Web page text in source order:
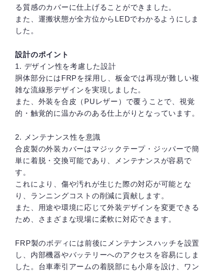
る質感のカバーに仕上げることができました。
また、運搬状態が全方位からLEDでわかるようにしま
した。
設計のポイント
1. デザイン性を考慮した設計
胴体部分にはFRPを採用し、板金では再現が難しい複
雑な流線形デザインを実現しました。
また、外装を合皮（PUレザー）で覆うことで、視覚
的・触覚的に温かみのある仕上がりとなっています。
2. メンテナンス性を意識
合皮製の外装カバーはマジックテープ・ジッパーで簡
単に着脱・交換可能であり、メンテナンスが容易で
す。
これにより、傷や汚れが生じた際の対応が可能とな
り、ランニングコストの削減に貢献します。
また、用途や環境に応じて外装デザインを変更できる
ため、さまざまな現場に柔軟に対応できます。
FRP製のボディには前後にメンテナンスハッチを設置
し、内部機器やバッテリーへのアクセスを容易にしま
した。台車牽引アームの着脱部にも小扉を設け、ワン